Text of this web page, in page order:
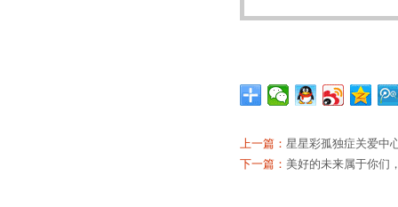
上一篇： 星星彩孤独症关爱中
下一篇： 美好的未来属于你们